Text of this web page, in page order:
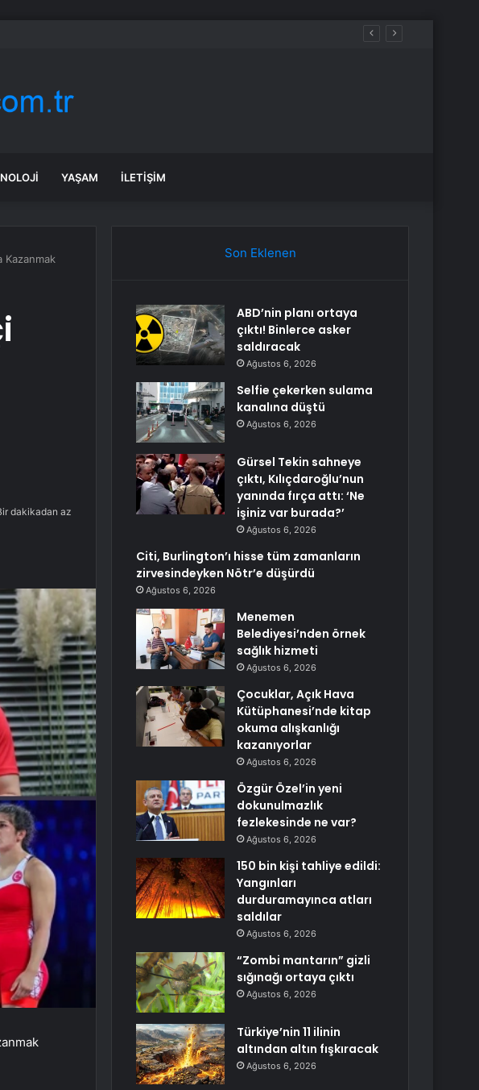
YAŞAM İLETIŞIM
Kazanmak
dakikadan az
Son Eklenen
ABD’nin planı ortaya
çıktı! Binlerce asker
saldıracak
Ağustos 6, 2026
Selfie çekerken sulama
kanalına düştü
Ağustos 6, 2026
Gürsel Tekin sahneye
çıktı, Kılıçdaroğlu’nun
yanında fırça attı: ‘Ne
işiniz var burada?’
Ağustos 6, 2026
Citi, Burlington’ı hisse tüm zamanların
zirvesindeyken Nötr’e düşürdü
Ağustos 6, 2026
Menemen
Belediyesi’nden örnek
sağlık hizmeti
Ağustos 6, 2026
Çocuklar, Açık Hava
Kütüphanesi’nde kitap
okuma alışkanlığı
kazanıyorlar
Ağustos 6, 2026
Özgür Özel’in yeni
dokunulmazlık
fezlekesinde ne var?
Ağustos 6, 2026
150 bin kişi tahliye edildi:
Yangınları
durduramayınca atları
saldılar
Ağustos 6, 2026
“Zombi mantarın” gizli
sığınağı ortaya çıktı
Ağustos 6, 2026
Türkiye’nin 11 ilinin
altından altın fışkıracak
Ağustos 6, 2026